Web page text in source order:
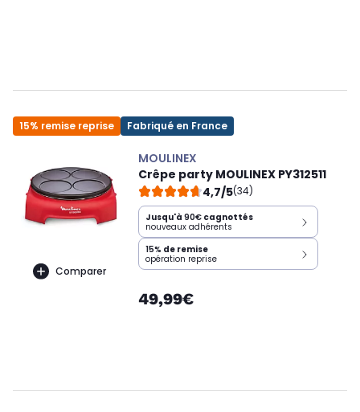
15% remise reprise Fabriqué en France
Comparer
MOULINEX
Crêpe party MOULINEX PY312511
4,7/5(34)
Jusqu'à 90€ cagnottés
nouveaux adhérents
15% de remise
opération reprise
49,99€